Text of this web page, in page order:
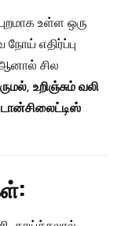
உள்ள ஒரு
எதிர்ப்பு
சில
,உறிஞ்சும் வலி
டான்சிலைட்டிஸ்